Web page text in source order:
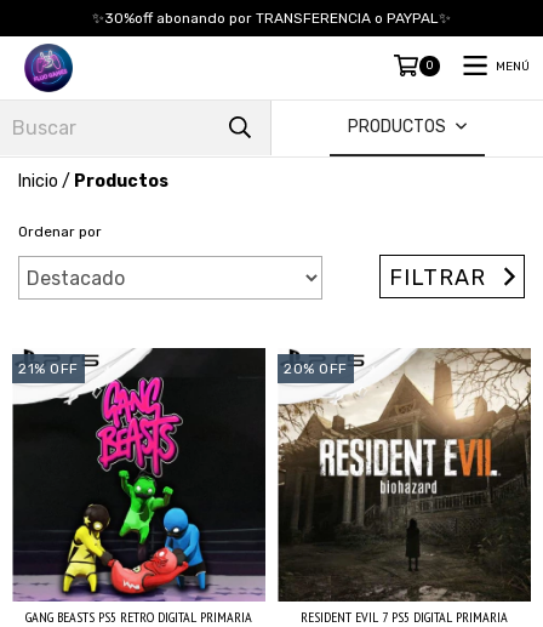
✨30%off abonando por TRANSFERENCIA o PAYPAL✨
0 MENÚ
PRODUCTOS
Inicio / Productos
Ordenar por
FILTRAR
21% OFF
GANG BEASTS PS5 RETRO DIGITAL PRIMARIA
20% OFF
RESIDENT EVIL 7 PS5 DIGITAL PRIMARIA